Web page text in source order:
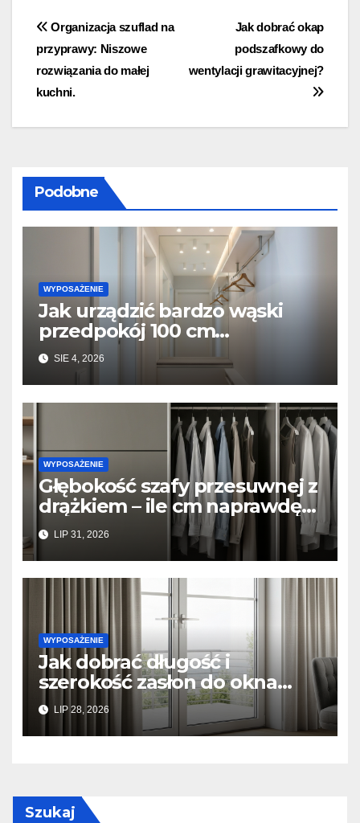
Nawigacja
wpisu
Jak dobrać okap
podszafkowy do
wentylacji grawitacyjnej?
Organizacja szuflad na
przyprawy: Niszowe
rozwiązania do małej
kuchni.
Podobne
WYPOSAŻENIE
Jak urządzić bardzo wąski
przedpokój 100 cm
szerokości? Triki z lustrami i
płytkimi meblami
SIE 4, 2026
WYPOSAŻENIE
Głębokość szafy przesuwnej z
drążkiem – ile cm naprawdę
potrzeba, żeby ubrania się nie
gniotły?
LIP 31, 2026
WYPOSAŻENIE
Jak dobrać długość i
szerokość zasłon do okna
tarasowego? Prosty
kalkulator marszczenia
LIP 28, 2026
Szukaj